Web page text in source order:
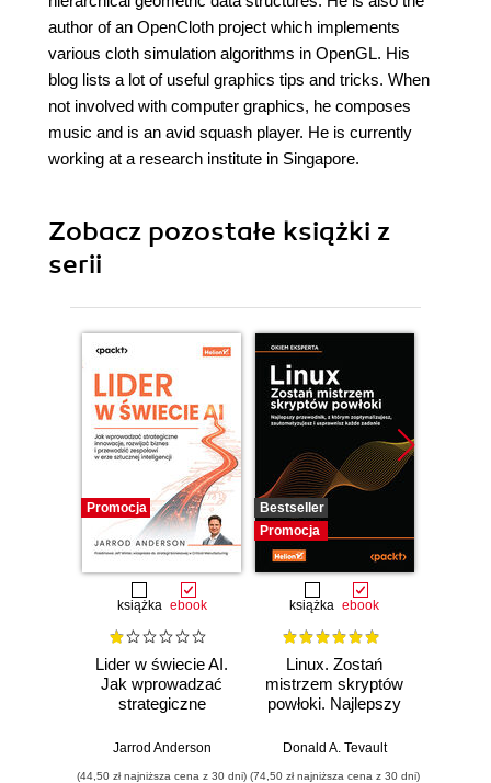
author of an OpenCloth project which implements
various cloth simulation algorithms in OpenGL. His
blog lists a lot of useful graphics tips and tricks. When
not involved with computer graphics, he composes
music and is an avid squash player. He is currently
working at a research institute in Singapore.
Zobacz pozostałe książki z
serii
Promocja
książka ebook
Lider w świecie AI.
Jak wprowadzać
strategiczne
biznes i
Jarrod Anderson
(44,50 zł najniższa cena z 30 dni)
Bestseller
Promocja
książka ebook
Linux. Zostań
mistrzem skryptów
powłoki. Najlepszy
którym
Donald A. Tevault
(74,50 zł najniższa cena z 30 dni)